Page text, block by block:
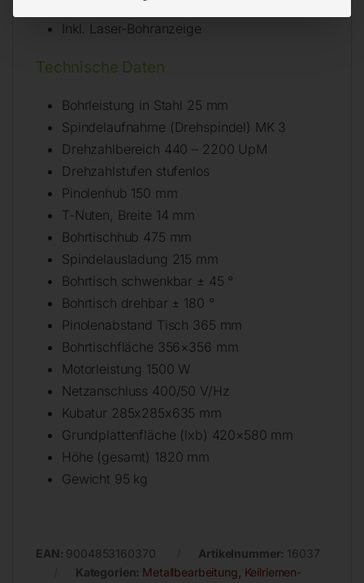
Rechts-/Linkslauf
Inkl. Laser-Bohranzeige
Technische Daten
Bohrleistung in Stahl 25 mm
Spindelaufnahme (Drehspindel) MK 3
Drehzahlbereich 440 – 2200 UpM
Drehzahlstufen stufenlos
Pinolenhub 150 mm
T-Nuten, Breite 14 mm
Bohrtischhub 475 mm
Spindelausladung 215 mm
Bohrtisch schwenkbar ± 45 °
Bohrtisch drehbar ± 180 °
Pinolenabstand Tisch 365 mm
Bohrtischfläche 356×356 mm
Motorleistung 1500 W
Netzanschluss 400/50 V/Hz
Kubatur 285x285x635 mm
Grundplattenfläche (lxb) 420×580 mm
Höhe (gesamt) 1820 mm
Gewicht 95 kg
EAN: 9004853160370 Artikelnummer: 16037
Kategorien: Metallbearbeitung Keilriemen-